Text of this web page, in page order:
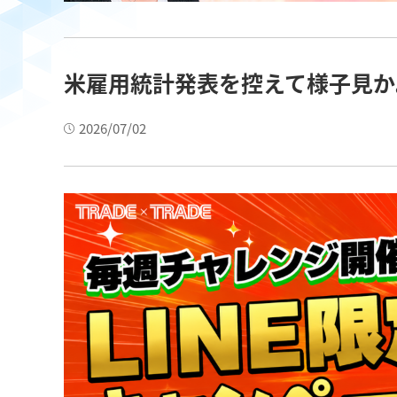
米雇用統計発表を控えて様子見
2026/07/02